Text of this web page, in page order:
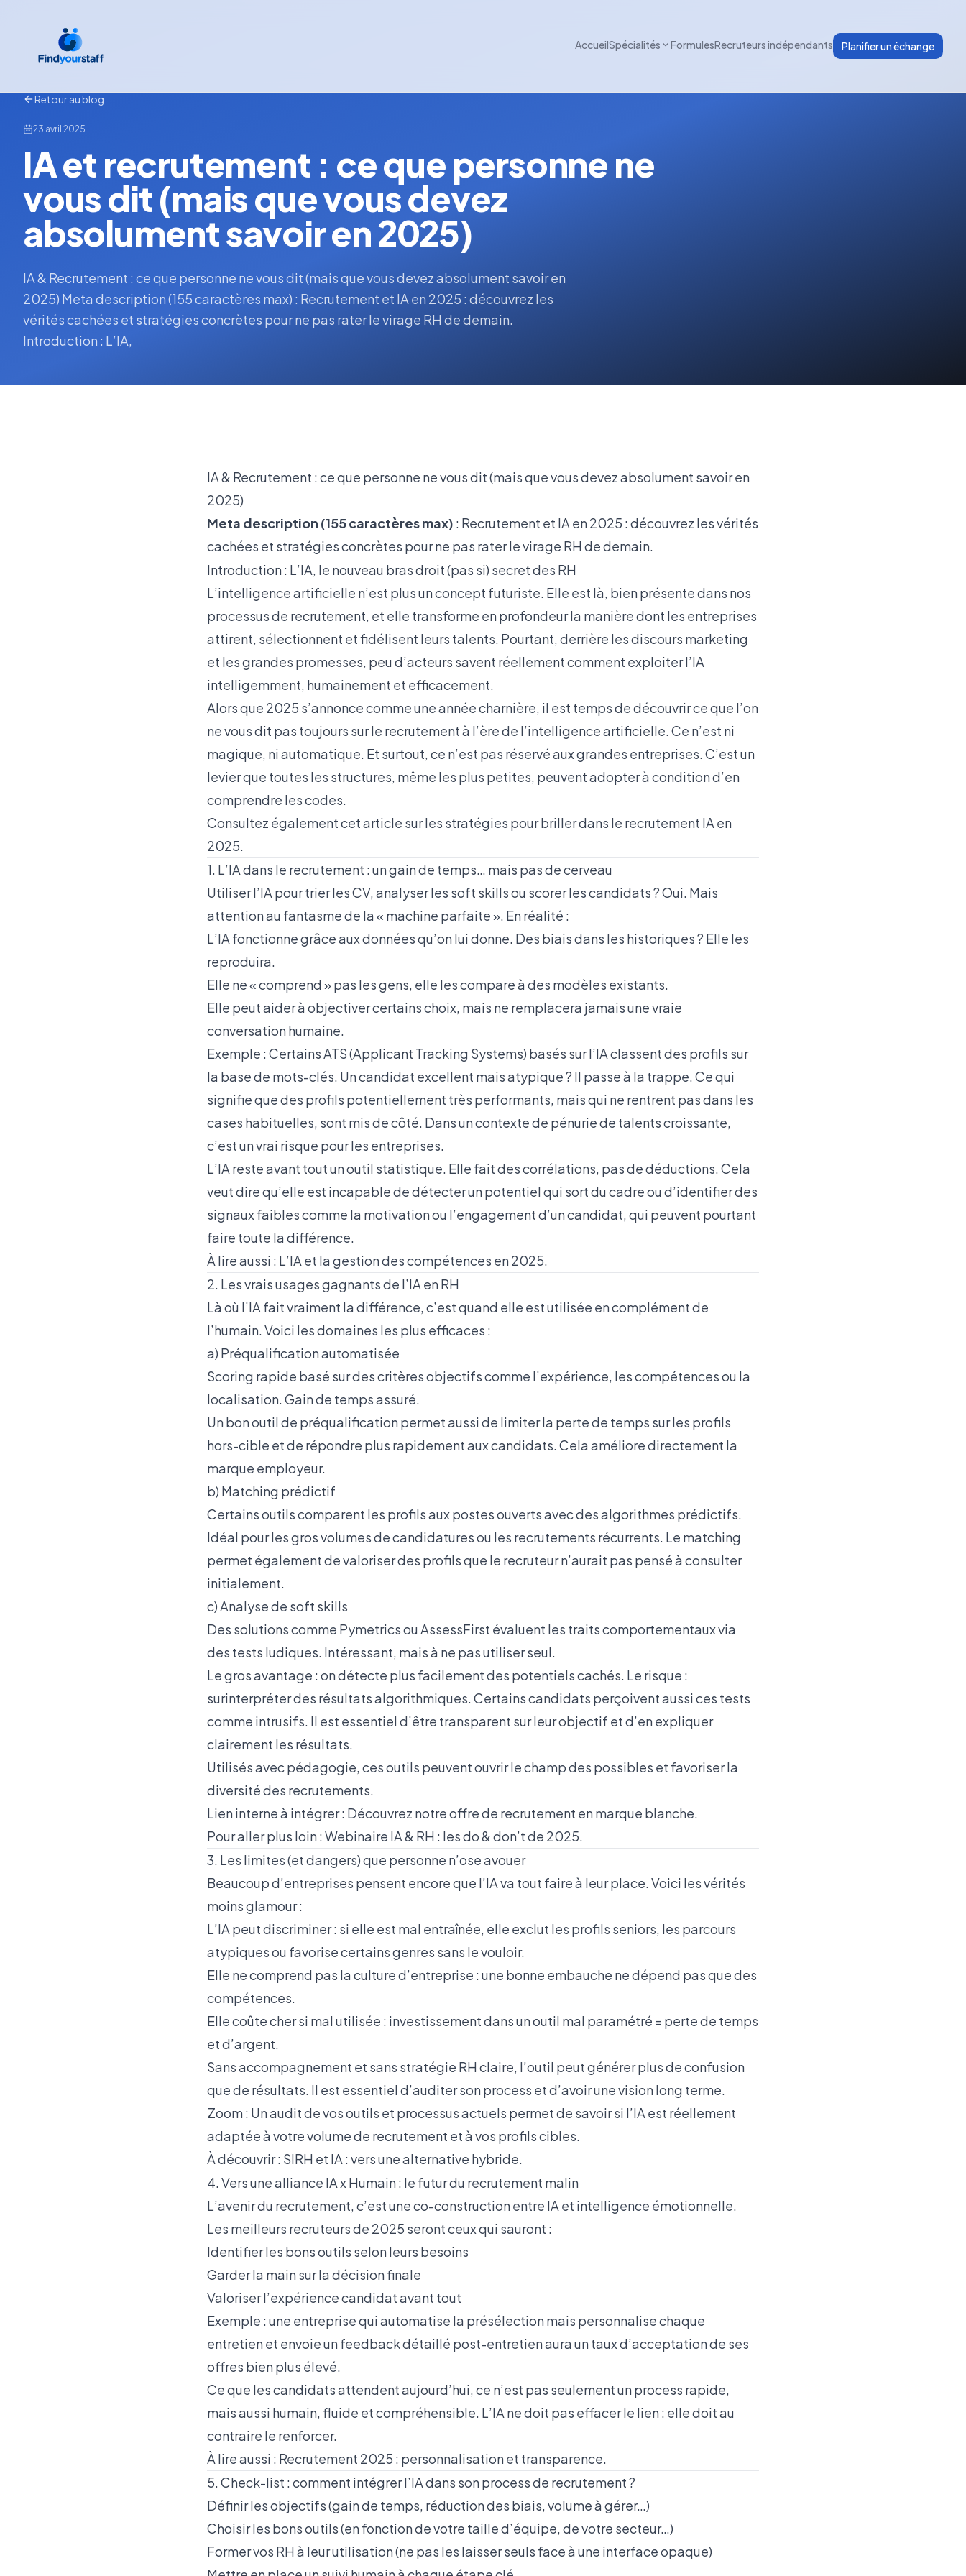
AccueilSpécialités FormulesRecruteurs indépendants Planifier un échange
Retour au blog
23 avril 2025
IA et recrutement : ce que personne ne
vous dit (mais que vous devez
absolument savoir en 2025)
IA & Recrutement : ce que personne ne vous dit (mais que vous devez absolument savoir en
2025) Meta description (155 caractères max) : Recrutement et IA en 2025 : découvrez les
vérités cachées et stratégies concrètes pour ne pas rater le virage RH de demain.
Introduction : L’IA,
IA & Recrutement : ce que personne ne vous dit (mais que vous devez absolument savoir en
2025)
Meta description (155 caractères max) : Recrutement et IA en 2025 : découvrez les vérités
cachées et stratégies concrètes pour ne pas rater le virage RH de demain.
Introduction : L’IA, le nouveau bras droit (pas si) secret des RH
L’intelligence artificielle n’est plus un concept futuriste. Elle est là, bien présente dans nos
processus de recrutement, et elle transforme en profondeur la manière dont les entreprises
attirent, sélectionnent et fidélisent leurs talents. Pourtant, derrière les discours marketing
et les grandes promesses, peu d’acteurs savent réellement comment exploiter l’IA
intelligemment, humainement et efficacement.
Alors que 2025 s’annonce comme une année charnière, il est temps de découvrir ce que l’on
ne vous dit pas toujours sur le recrutement à l’ère de l’intelligence artificielle. Ce n’est ni
magique, ni automatique. Et surtout, ce n’est pas réservé aux grandes entreprises. C’est un
levier que toutes les structures, même les plus petites, peuvent adopter à condition d’en
comprendre les codes.
Consultez également cet article sur les stratégies pour briller dans le recrutement IA en
2025.
1. L’IA dans le recrutement : un gain de temps… mais pas de cerveau
Utiliser l’IA pour trier les CV, analyser les soft skills ou scorer les candidats ? Oui. Mais
attention au fantasme de la « machine parfaite ». En réalité :
L’IA fonctionne grâce aux données qu’on lui donne. Des biais dans les historiques ? Elle les
reproduira.
Elle ne « comprend » pas les gens, elle les compare à des modèles existants.
Elle peut aider à objectiver certains choix, mais ne remplacera jamais une vraie
conversation humaine.
Exemple : Certains ATS (Applicant Tracking Systems) basés sur l’IA classent des profils sur
la base de mots-clés. Un candidat excellent mais atypique ? Il passe à la trappe. Ce qui
signifie que des profils potentiellement très performants, mais qui ne rentrent pas dans les
cases habituelles, sont mis de côté. Dans un contexte de pénurie de talents croissante,
c’est un vrai risque pour les entreprises.
L’IA reste avant tout un outil statistique. Elle fait des corrélations, pas de déductions. Cela
veut dire qu’elle est incapable de détecter un potentiel qui sort du cadre ou d’identifier des
signaux faibles comme la motivation ou l’engagement d’un candidat, qui peuvent pourtant
faire toute la différence.
À lire aussi : L’IA et la gestion des compétences en 2025.
2. Les vrais usages gagnants de l’IA en RH
Là où l’IA fait vraiment la différence, c’est quand elle est utilisée en complément de
l’humain. Voici les domaines les plus efficaces :
a) Préqualification automatisée
Scoring rapide basé sur des critères objectifs comme l’expérience, les compétences ou la
localisation. Gain de temps assuré.
Un bon outil de préqualification permet aussi de limiter la perte de temps sur les profils
hors-cible et de répondre plus rapidement aux candidats. Cela améliore directement la
marque employeur.
b) Matching prédictif
Certains outils comparent les profils aux postes ouverts avec des algorithmes prédictifs.
Idéal pour les gros volumes de candidatures ou les recrutements récurrents. Le matching
permet également de valoriser des profils que le recruteur n’aurait pas pensé à consulter
initialement.
c) Analyse de soft skills
Des solutions comme Pymetrics ou AssessFirst évaluent les traits comportementaux via
des tests ludiques. Intéressant, mais à ne pas utiliser seul.
Le gros avantage : on détecte plus facilement des potentiels cachés. Le risque :
surinterpréter des résultats algorithmiques. Certains candidats perçoivent aussi ces tests
comme intrusifs. Il est essentiel d’être transparent sur leur objectif et d’en expliquer
clairement les résultats.
Utilisés avec pédagogie, ces outils peuvent ouvrir le champ des possibles et favoriser la
diversité des recrutements.
Lien interne à intégrer : Découvrez notre offre de recrutement en marque blanche.
Pour aller plus loin :Webinaire IA & RH : les do & don’t de 2025.
3. Les limites (et dangers) que personne n’ose avouer
Beaucoup d’entreprises pensent encore que l’IA va tout faire à leur place. Voici les vérités
moins glamour :
L’IA peut discriminer : si elle est mal entraînée, elle exclut les profils seniors, les parcours
atypiques ou favorise certains genres sans le vouloir.
Elle ne comprend pas la culture d’entreprise : une bonne embauche ne dépend pas que des
compétences.
Elle coûte cher si mal utilisée : investissement dans un outil mal paramétré = perte de temps
et d’argent.
Sans accompagnement et sans stratégie RH claire, l’outil peut générer plus de confusion
que de résultats. Il est essentiel d’auditer son process et d’avoir une vision long terme.
Zoom : Un audit de vos outils et processus actuels permet de savoir si l’IA est réellement
adaptée à votre volume de recrutement et à vos profils cibles.
À découvrir : SIRH et IA : vers une alternative hybride.
4. Vers une alliance IA x Humain : le futur du recrutement malin
L’avenir du recrutement, c’est une co-construction entre IA et intelligence émotionnelle.
Les meilleurs recruteurs de 2025 seront ceux qui sauront :
Identifier les bons outils selon leurs besoins
Garder la main sur la décision finale
Valoriser l’expérience candidat avant tout
Exemple : une entreprise qui automatise la présélection mais personnalise chaque
entretien et envoie un feedback détaillé post-entretien aura un taux d’acceptation de ses
offres bien plus élevé.
Ce que les candidats attendent aujourd’hui, ce n’est pas seulement un process rapide,
mais aussi humain, fluide et compréhensible. L’IA ne doit pas effacer le lien : elle doit au
contraire le renforcer.
À lire aussi : Recrutement 2025 : personnalisation et transparence.
5. Check-list : comment intégrer l’IA dans son process de recrutement ?
Définir les objectifs (gain de temps, réduction des biais, volume à gérer…)
Choisir les bons outils (en fonction de votre taille d’équipe, de votre secteur…)
Former vos RH à leur utilisation (ne pas les laisser seuls face à une interface opaque)